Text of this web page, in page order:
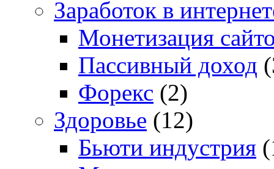
Заработок в
Монетизация
Пассивный доход
Форекс (2)
Здоровье (12)
Бьюти индустрия